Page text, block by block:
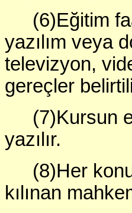
(6)Eğitim
yazılım veya
televizyon,
gereçler
(7)Kursun
yazılır.
(8)Her
kılınan